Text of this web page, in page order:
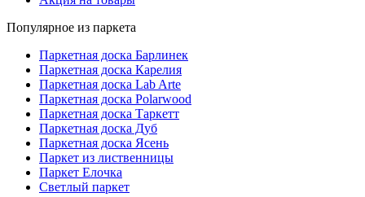
Популярное из паркета
Паркетная доска Барлинек
Паркетная доска Карелия
Паркетная доска Lab Arte
Паркетная доска Polarwood
Паркетная доска Таркетт
Паркетная доска Дуб
Паркетная доска Ясень
Паркет из лиственницы
Паркет Елочка
Светлый паркет